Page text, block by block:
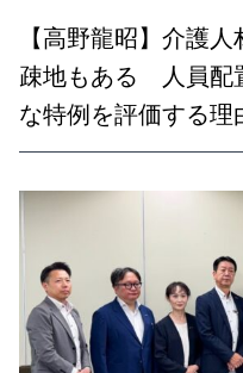
【高野龍昭】介護
疎地もある 人員配
な特例を評価する理